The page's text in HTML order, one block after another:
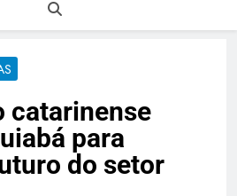
catarinense
para
do setor